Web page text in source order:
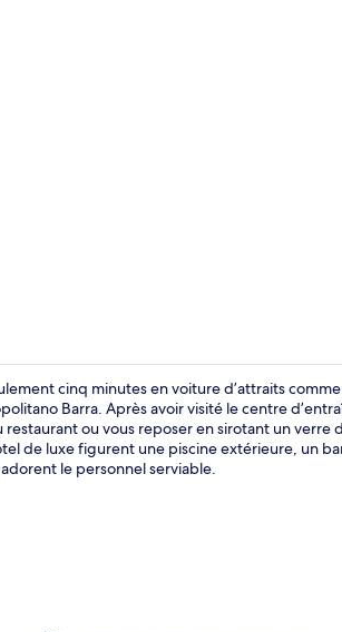
cinq minutes en voiture d’attraits
Barra. Après avoir visité le centre
ou vous reposer en sirotant un verre
de luxe figurent une piscine extérieure, un
le personnel serviable.